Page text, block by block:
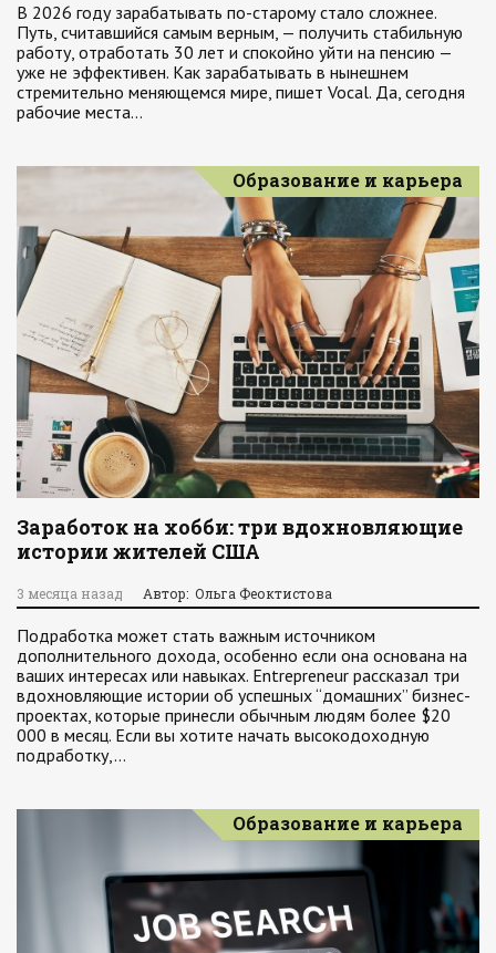
В 2026 году зарабатывать по-старому стало сложнее.
Путь, считавшийся самым верным, — получить стабильную
работу, отработать 30 лет и спокойно уйти на пенсию —
уже не эффективен. Как зарабатывать в нынешнем
стремительно меняющемся мире, пишет Vocal. Да, сегодня
рабочие места…
Образование и карьера
Заработок на хобби: три вдохновляющие
истории жителей США
3 месяца назад Автор: Ольга Феоктистова
Подработка может стать важным источником
дополнительного дохода, особенно если она основана на
ваших интересах или навыках. Entrepreneur рассказал три
вдохновляющие истории об успешных “домашних” бизнес-
проектах, которые принесли обычным людям более $20
000 в месяц. Если вы хотите начать высокодоходную
подработку,…
Образование и карьера